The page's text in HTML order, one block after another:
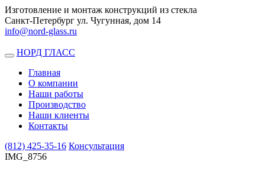
Изготовление и монтаж конструкций из стекла
Санкт-Петербург ул. Чугунная, дом 14
info@nord-glass.ru
Toggle
navigation
НОРД ГЛАСС
Главная
О компании
Наши работы
Производство
Наши клиенты
Контакты
(812) 425-35-16 Консультация
IMG_8756